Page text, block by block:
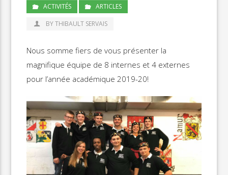
ACTIVITÉS
ARTICLES
BY THIBAULT SERVAIS
Nous somme fiers de vous présenter la
magnifique équipe de 8 internes et 4 externes
pour l’année académique 2019-20!